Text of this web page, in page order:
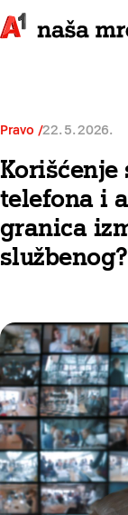
Pravo 22. 5. 2026.
Korišćenje
telefona i
granica
službenog?